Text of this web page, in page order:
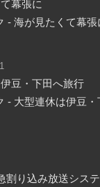
幕張に
豆・下田へ旅行
割り込み放送システ